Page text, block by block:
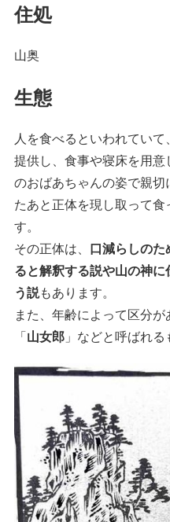
住処
山奥
生態
人を食べるといわれてい
提供し、食事や寝床を用
のおばあちゃんの姿で親
たあと正体を現し取って
す。
その正体は、 口減らしの
ると解釈する説や山の神
う説もあります。
また、年齢によって区分
「山女郎 」などと呼ばれる